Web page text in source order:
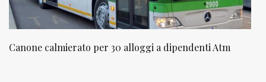
Atm NATUROPATIA IN BREVE 20/01